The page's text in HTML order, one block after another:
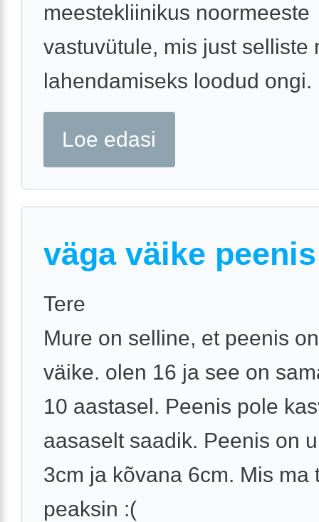
meestekliinikus noormeeste
vastuvütule, mis just selliste
lahendamiseks loodud ongi.
Loe edasi
väga väike peenis
Tere
Mure on selline, et peenis
väike. olen 16 ja see on
10 aastasel. Peenis pole
aasaselt saadik. Peenis on
3cm ja kõvana 6cm. Mis ma
peaksin :(